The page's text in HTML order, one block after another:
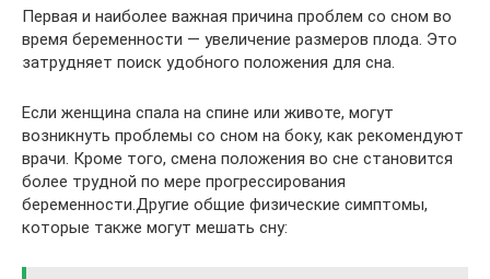
Первая и наиболее важная причина проблем со сном во
время беременности — увеличение размеров плода. Это
затрудняет поиск удобного положения для сна.
Если женщина спала на спине или животе, могут
возникнуть проблемы со сном на боку, как рекомендуют
врачи. Кроме того, смена положения во сне становится
более трудной по мере прогрессирования
беременности.Другие общие физические симптомы,
которые также могут мешать сну: